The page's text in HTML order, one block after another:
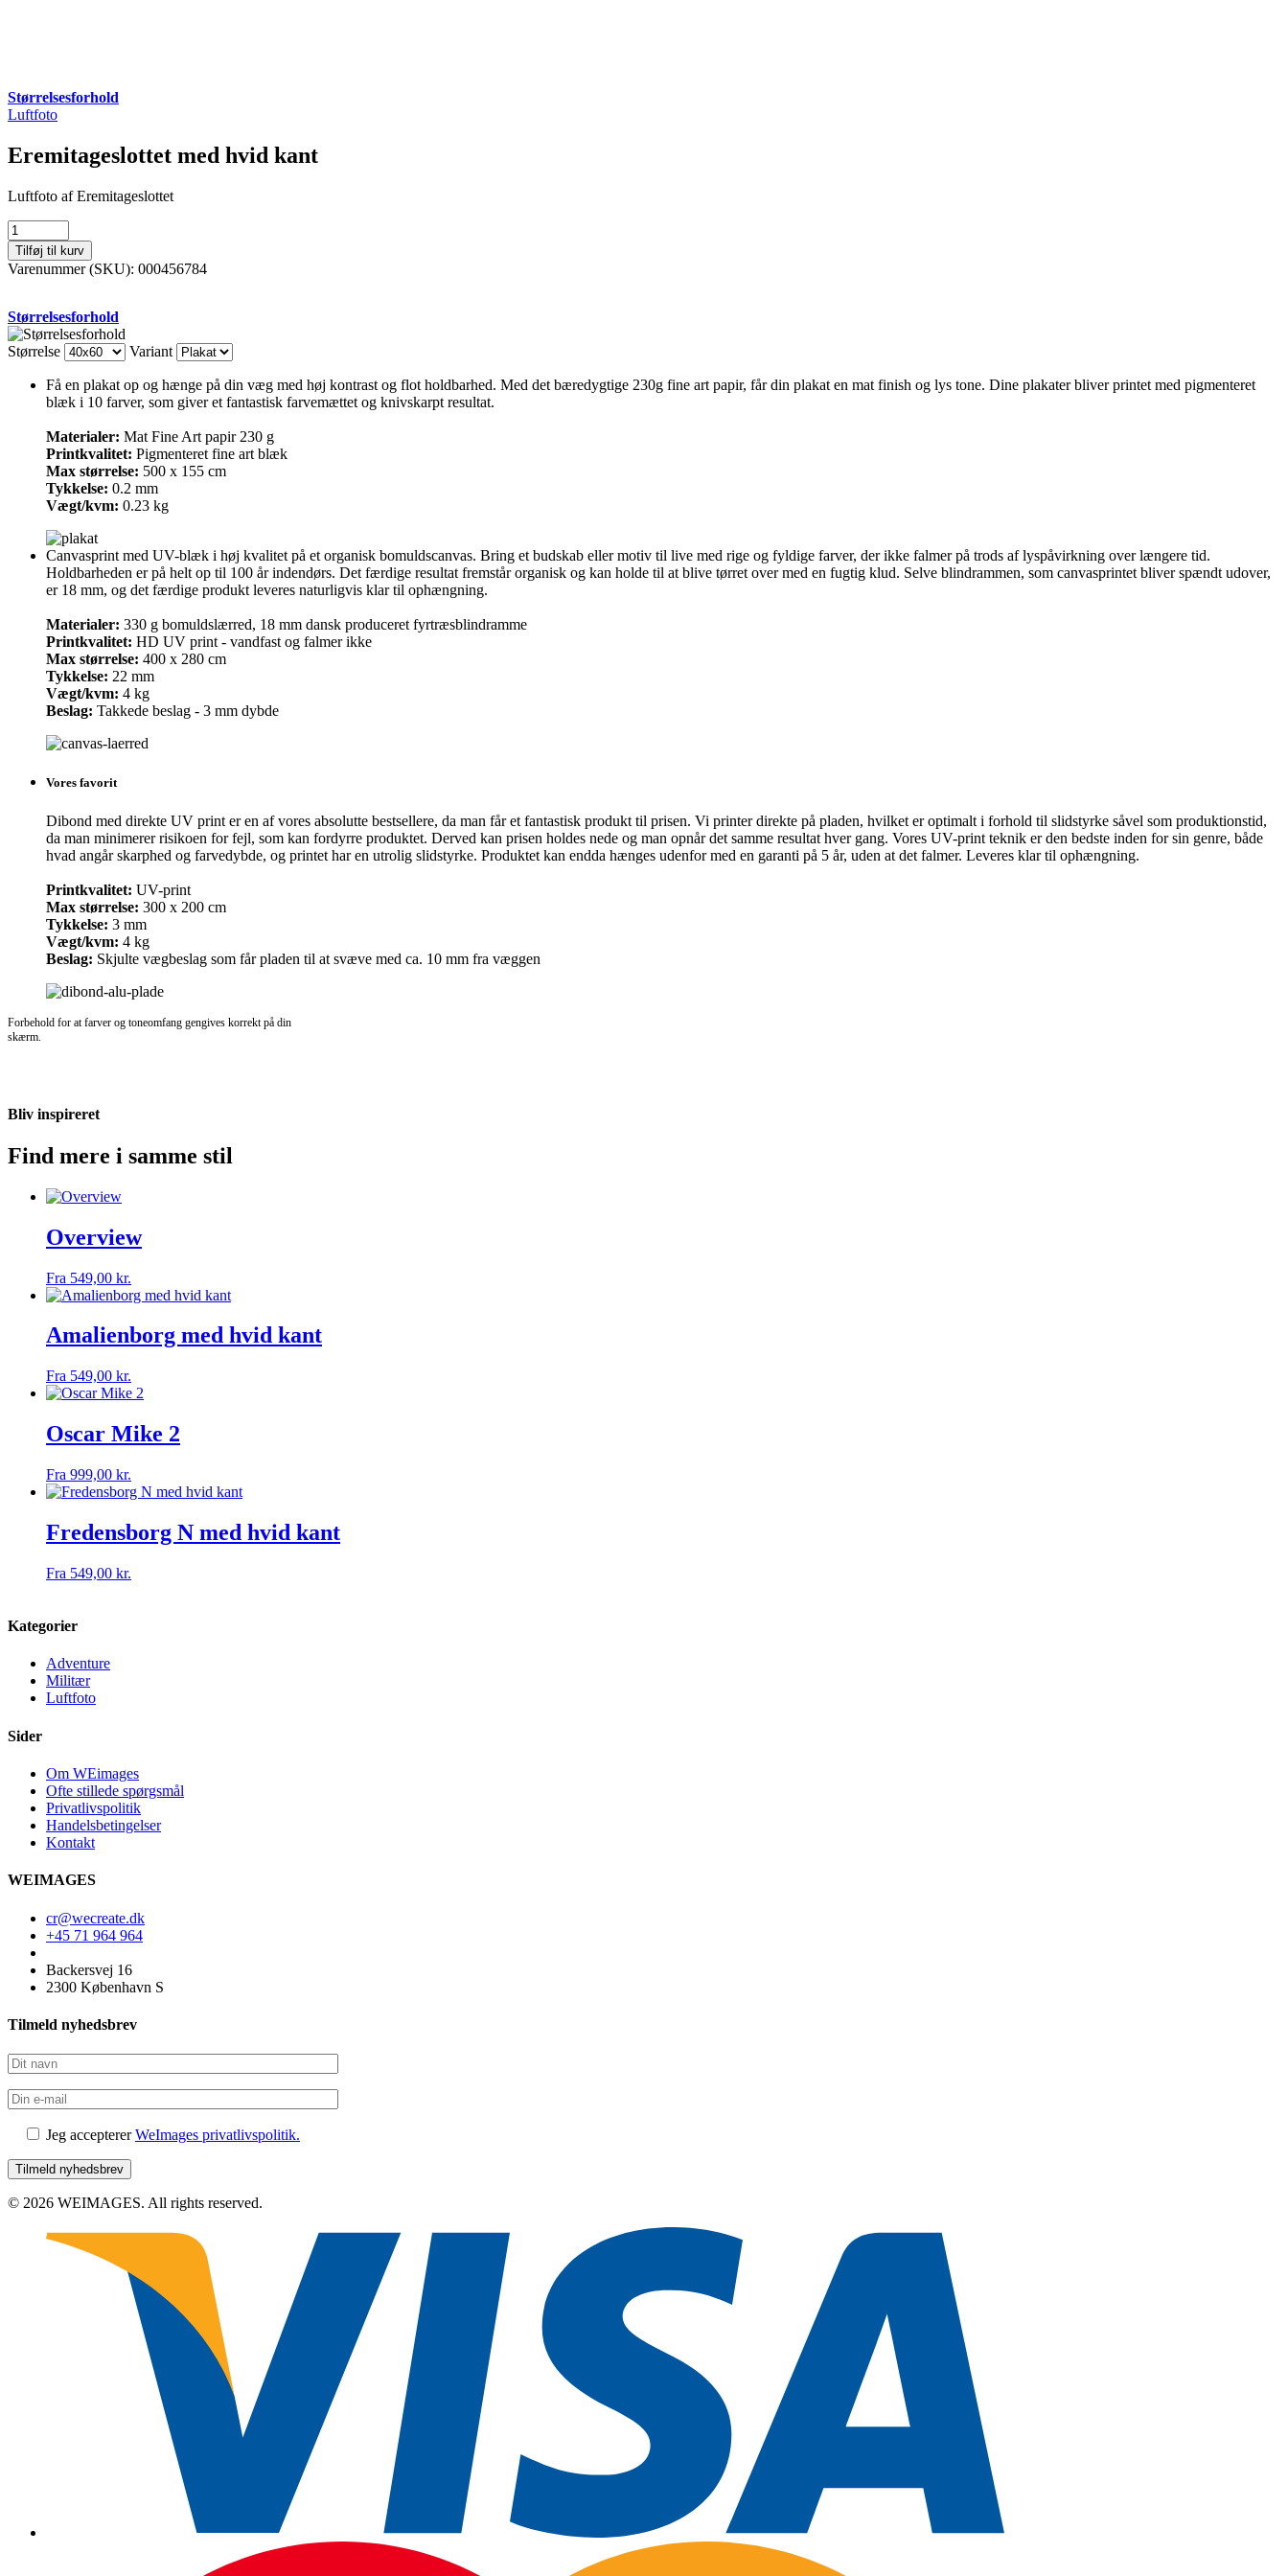
Størrelsesforhold
Luftfoto
Eremitageslottet med hvid kant
Luftfoto af Eremitageslottet
Eremitageslottet
med
hvid
kant
Tilføj til kurv
Varenummer (SKU): 000456784
Størrelsesforhold
Størrelse Variant
Få en plakat op og hænge på din væg med høj kontrast og flot holdbarhed. Med det bæredygtige 230g fine art papir, får din plakat en mat finish og lys tone. Dine plakater bliver printet med pigmenteret
blæk i 10 farver, som giver et fantastisk farvemættet og knivskarpt resultat.
Materialer: Mat Fine Art papir 230 g
Printkvalitet: Pigmenteret fine art blæk
Max størrelse: 500 x 155 cm
Tykkelse: 0.2 mm
Vægt/kvm: 0.23 kg
Canvasprint med UV-blæk i høj kvalitet på et organisk bomuldscanvas. Bring et budskab eller motiv til live med rige og fyldige farver, der ikke falmer på trods af lyspåvirkning over længere tid.
Holdbarheden er på helt op til 100 år indendørs. Det færdige resultat fremstår organisk og kan holde til at blive tørret over med en fugtig klud. Selve blindrammen, som canvasprintet bliver spændt udover,
er 18 mm, og det færdige produkt leveres naturligvis klar til ophængning.
Materialer: 330 g bomuldslærred, 18 mm dansk produceret fyrtræsblindramme
Printkvalitet: HD UV print - vandfast og falmer ikke
Max størrelse: 400 x 280 cm
Tykkelse: 22 mm
Vægt/kvm: 4 kg
Beslag: Takkede beslag - 3 mm dybde
Vores favorit
Dibond med direkte UV print er en af vores absolutte bestsellere, da man får et fantastisk produkt til prisen. Vi printer direkte på pladen, hvilket er optimalt i forhold til slidstyrke såvel som produktionstid,
da man minimerer risikoen for fejl, som kan fordyrre produktet. Derved kan prisen holdes nede og man opnår det samme resultat hver gang. Vores UV-print teknik er den bedste inden for sin genre, både
hvad angår skarphed og farvedybde, og printet har en utrolig slidstyrke. Produktet kan endda hænges udenfor med en garanti på 5 år, uden at det falmer. Leveres klar til ophængning.
Printkvalitet: UV-print
Max størrelse: 300 x 200 cm
Tykkelse: 3 mm
Vægt/kvm: 4 kg
Beslag: Skjulte vægbeslag som får pladen til at svæve med ca. 10 mm fra væggen
Forbehold for at farver og toneomfang gengives korrekt på din
skærm.
Bliv inspireret
Find mere i samme stil
Overview
Fra 549,00 kr.
Amalienborg med hvid kant
Fra 549,00 kr.
Oscar Mike 2
Fra 999,00 kr.
Fredensborg N med hvid kant
Fra 549,00 kr.
Kategorier
Adventure
Militær
Luftfoto
Sider
Om WEimages
Ofte stillede spørgsmål
Privatlivspolitik
Handelsbetingelser
Kontakt
WEIMAGES
cr@wecreate.dk
+45 71 964 964
Backersvej 16
2300 København S
Tilmeld nyhedsbrev
Jeg acceptererWeImages privatlivspolitik.
© 2026 WEIMAGES. All rights reserved.